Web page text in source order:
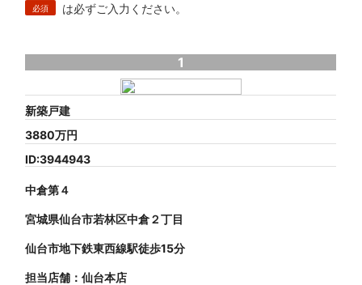
必須 は必ずご入力ください。
1
新築戸建
3880万円
ID:3944943
中倉第４
宮城県仙台市若林区中倉２丁目
仙台市地下鉄東西線駅徒歩15分
担当店舗：仙台本店